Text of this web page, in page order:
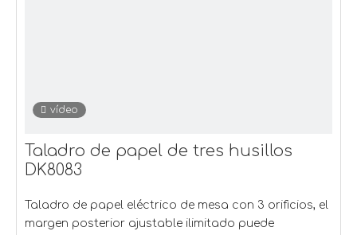
vídeo
Taladro de papel de tres husillos
DK8083
Taladro de papel eléctrico de mesa con 3 orificios, el
margen posterior ajustable ilimitado puede